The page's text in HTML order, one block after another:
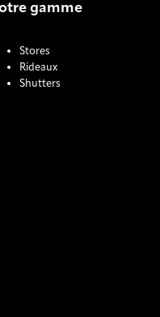
gamme
Stores
Rideaux
Shutters